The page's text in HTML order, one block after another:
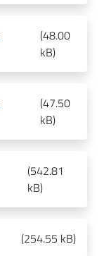
(48.00
kB)
(47.50
kB)
(542.81
kB)
(254.55 kB)